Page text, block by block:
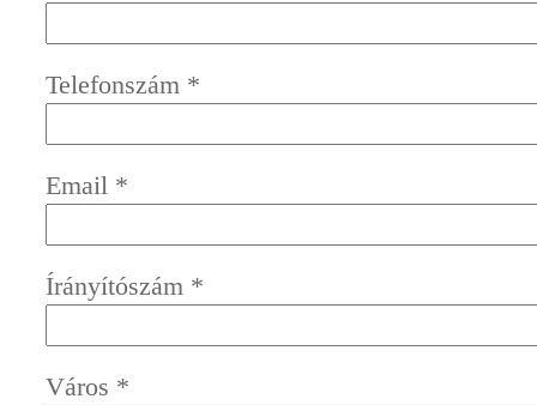
Telefonszám *
Email *
Írányítószám *
Város *